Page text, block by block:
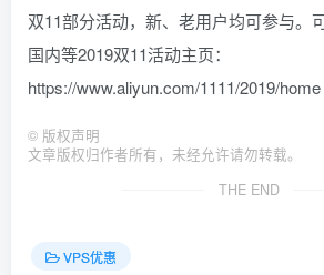
双11部分活动，新、老用户均可参与。
国内等2019双11活动主页：
https://www.aliyun.com/1111/2019/home
© 版权声明
文章版权归作者所有，未经允许请勿转载。
THE END
VPS优惠